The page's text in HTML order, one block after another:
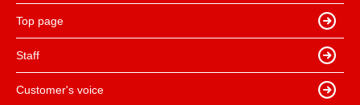
Top page
Staff
Customer's voice